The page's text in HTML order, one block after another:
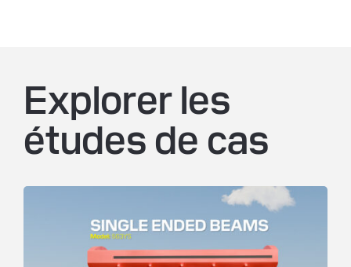
Explorer les
études de cas